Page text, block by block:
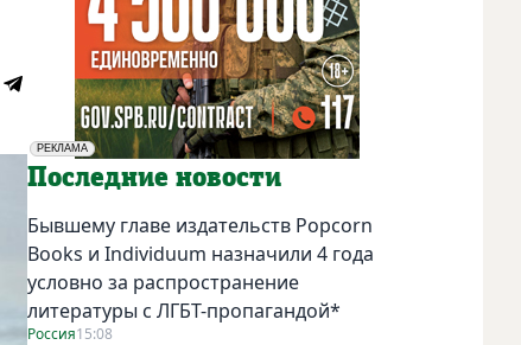
РЕКЛАМА
Социальная реклама
Последние новости
Бывшему главе издательств Popcorn
Books и Individuum назначили 4 года
условно за распространение
литературы с ЛГБТ-пропагандой*
Россия15:08